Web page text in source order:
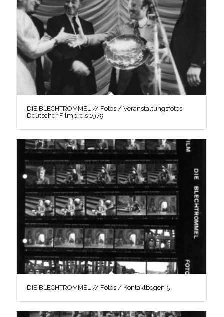
DIE BLECHTROMMEL // Fotos / Veranstaltungsfotos,
Deutscher Filmpreis 1979
DIE BLECHTROMMEL // Fotos / Kontaktbogen 5